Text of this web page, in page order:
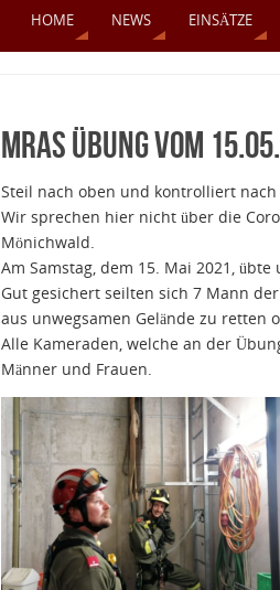
HOME NEWS EINSÄTZE
MRAS Übung vom
Steil nach oben und kontrolliert
Wir sprechen hier nicht über die
Mönichwald.
Am Samstag, dem 15. Mai 2021,
Gut gesichert seilten sich 7 Mann
aus unwegsamen Gelände zu retten
Alle Kameraden, welche an der
Männer und Frauen.